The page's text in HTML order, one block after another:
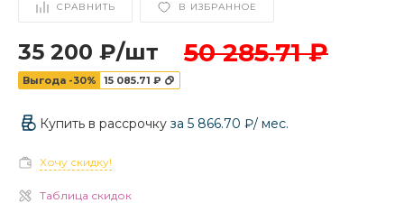
СРАВНИТЬ В ИЗБРАННОЕ
35 200 ₽/шт 50 285.71 ₽
Выгода -30% 15 085.71 ₽
Купить в рассрочку за 5 866.70 ₽/ мес.
Хочу скидку!
Таблица скидок